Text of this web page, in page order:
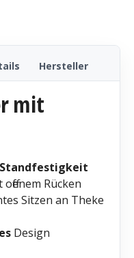
Hersteller
mit
offenem Rücken
Sitzen an Theke
Design